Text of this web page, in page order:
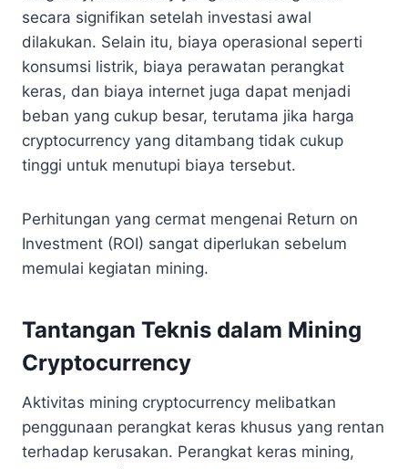
secara signifikan setelah investasi awal
dilakukan. Selain itu, biaya operasional seperti
konsumsi listrik, biaya perawatan perangkat
keras, dan biaya internet juga dapat menjadi
beban yang cukup besar, terutama jika harga
cryptocurrency yang ditambang tidak cukup
tinggi untuk menutupi biaya tersebut.
Perhitungan yang cermat mengenai Return on
Investment (ROI) sangat diperlukan sebelum
memulai kegiatan mining.
Tantangan Teknis dalam Mining
Cryptocurrency
Aktivitas mining cryptocurrency melibatkan
penggunaan perangkat keras khusus yang rentan
terhadap kerusakan. Perangkat keras mining,